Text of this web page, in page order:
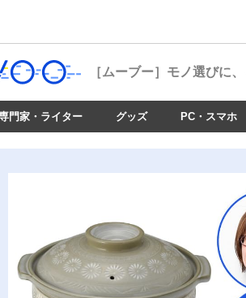
［ムーブー］ モノ選びに、
門家・ライター グッズ PC・スマホ